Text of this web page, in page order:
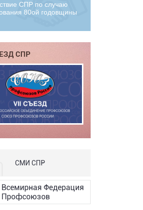
СПР по случаю
80ой годовщины
СПР
СМИ СПР
Всемирная Федерация
Профсоюзов